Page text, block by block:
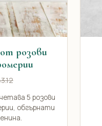
розови
5 розови
обгърнати